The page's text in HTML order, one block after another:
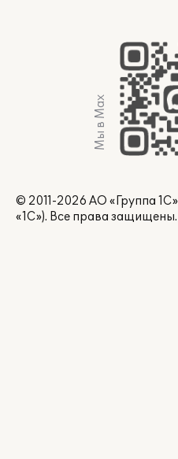
Мы в Max
© 2011-2026 АО «Группа
«1С»). Все права защищены.